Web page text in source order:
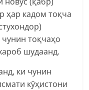
ҳар кадом тоқча
тоқчаҳо
шудаанд.
ки чунин
кӯҳистони